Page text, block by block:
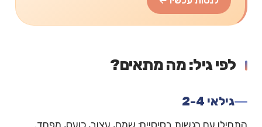
לפי גיל: מה מתאים?
גילאי 2-4
התחילו עם רגשות בסיסיים: שמח, עצוב, כועס, מפחד.